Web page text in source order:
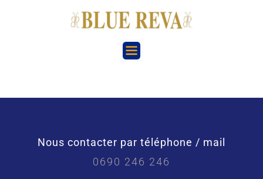
Nous contacter par téléphone / mail
0690 246 246